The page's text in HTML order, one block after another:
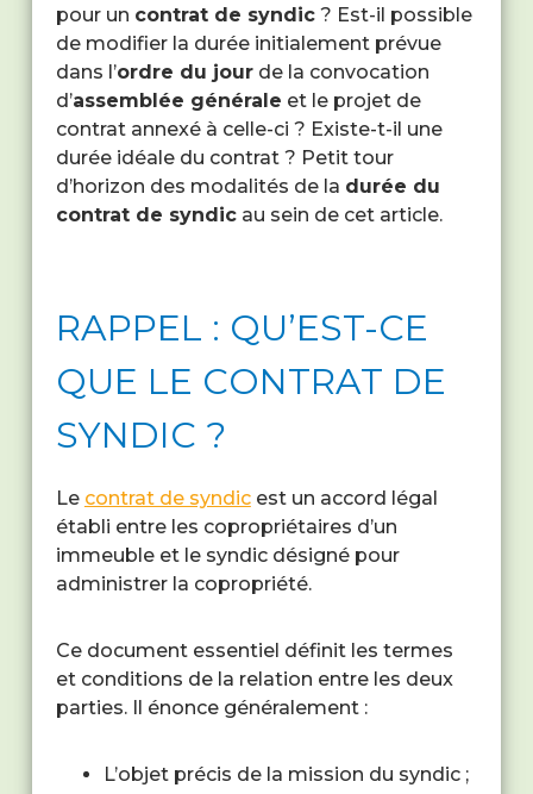
pour un contrat de syndic? Est-il possible
de modifier la durée initialement prévue
dans l’ordre du jourde la convocation
d’assemblée générale et le projet de
contrat annexé à celle-ci ? Existe-t-il une
durée idéale du contrat ? Petit tour
d’horizon des modalités de la durée du
contrat de syndicau sein de cet article.
RAPPEL : QU’EST-CE
QUE LE CONTRAT DE
SYNDIC ?
Le contrat de syndicest un accord légal
établi entre les copropriétaires d’un
immeuble et le syndic désigné pour
administrer la copropriété.
Ce document essentiel définit les termes
et conditions de la relation entre les deux
parties. Il énonce généralement :
L’objet précis de la mission du syndic ;